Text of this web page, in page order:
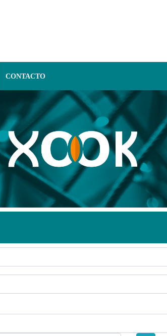
CONTACTO